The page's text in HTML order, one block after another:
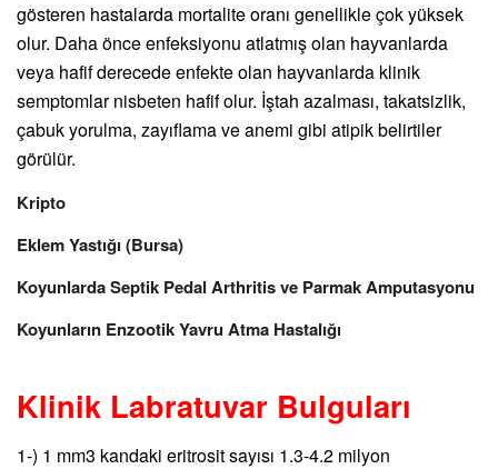
gösteren hastalarda mortalite oranı genellikle çok yüksek
olur. Daha önce enfeksiyonu atlatmış olan hayvanlarda
veya hafif derecede enfekte olan hayvanlarda klinik
semptomlar nisbeten hafif olur. İştah azalması, takatsizlik,
çabuk yorulma, zayıflama ve anemi gibi atipik belirtiler
görülür.
Kripto
Eklem Yastığı (Bursa)
Koyunlarda Septik Pedal Arthritis ve Parmak Amputasyonu
Koyunların Enzootik Yavru Atma Hastalığı
Klinik Labratuvar Bulguları
1-) 1 mm3 kandaki eritrosit sayısı 1.3-4.2 milyon